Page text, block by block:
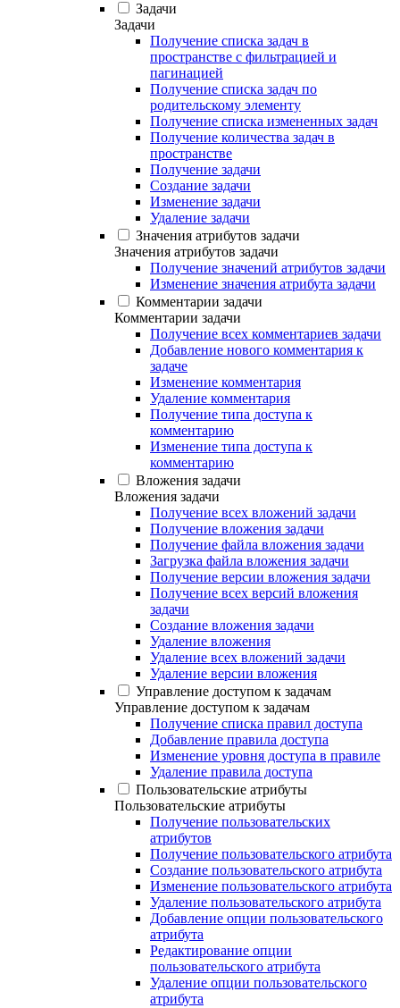
Задачи
Задачи
Получение списка задач в
пространстве с фильтрацией и
пагинацией
Получение списка задач по
родительскому элементу
Получение списка измененных задач
Получение количества задач в
пространстве
Получение задачи
Создание задачи
Изменение задачи
Удаление задачи
Значения атрибутов задачи
Значения атрибутов задачи
Получение значений атрибутов задачи
Изменение значения атрибута задачи
Комментарии задачи
Комментарии задачи
Получение всех комментариев задачи
Добавление нового комментария к
задаче
Изменение комментария
Удаление комментария
Получение типа доступа к
комментарию
Изменение типа доступа к
комментарию
Вложения задачи
Вложения задачи
Получение всех вложений задачи
Получение вложения задачи
Получение файла вложения задачи
Загрузка файла вложения задачи
Получение версии вложения задачи
Получение всех версий вложения
задачи
Создание вложения задачи
Удаление вложения
Удаление всех вложений задачи
Удаление версии вложения
Управление доступом к задачам
Управление доступом к задачам
Получение списка правил доступа
Добавление правила доступа
Изменение уровня доступа в правиле
Удаление правила доступа
Пользовательские атрибуты
Пользовательские атрибуты
Получение пользовательских
атрибутов
Получение пользовательского атрибута
Создание пользовательского атрибута
Изменение пользовательского атрибута
Удаление пользовательского атрибута
Добавление опции пользовательского
атрибута
Редактирование опции
пользовательского атрибута
Удаление опции пользовательского
атрибута